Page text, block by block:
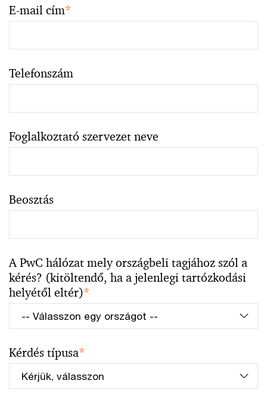
E-mail cím*
Telefonszám
Foglalkoztató szervezet neve
Beosztás
A PwC hálózat mely országbeli tagjához szól a
kérés? (kitöltendő, ha a jelenlegi tartózkodási
helyétől eltér)*
Kérdés típusa*